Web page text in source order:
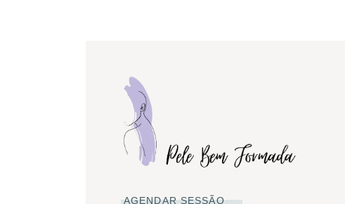
AGENDAR SESSÃO